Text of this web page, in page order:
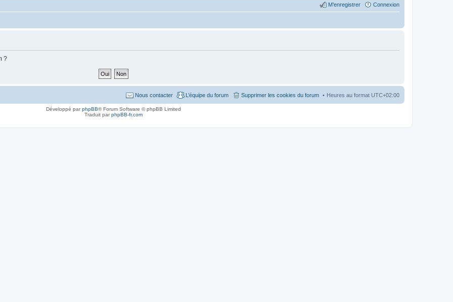
Connexion
M’enregistrer
?
Heures au format UTC+02:00
Supprimer les cookies du forum
L’équipe du forum
Nous contacter
Développé parphpBB® Forum Software © phpBB Limited
Traduit parphpBB-fr.com